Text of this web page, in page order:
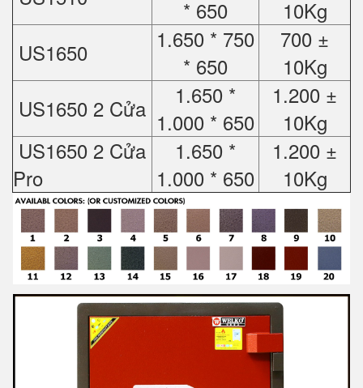
* 650
10Kg
US1650
1.650 * 750
* 650
700 ±
10Kg
US1650 2 Cửa
1.650 *
1.000 * 650
1.200 ±
10Kg
US1650 2 Cửa
Pro
1.650 *
1.000 * 650
1.200 ±
10Kg